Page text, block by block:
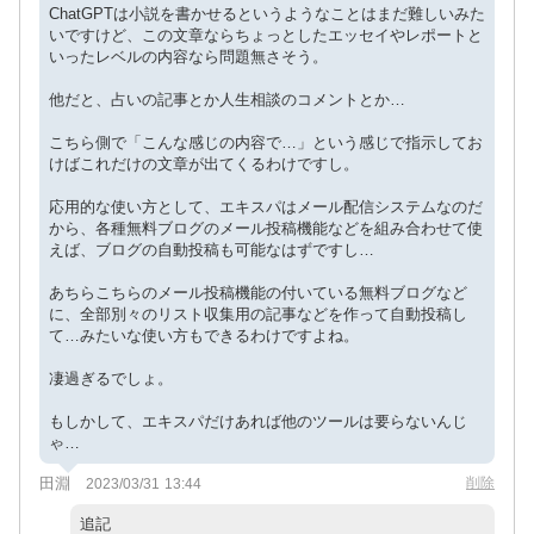
ChatGPTは小説を書かせるというようなことはまだ難しいみた
いですけど、この文章ならちょっとしたエッセイやレポートと
いったレベルの内容なら問題無さそう。
他だと、占いの記事とか人生相談のコメントとか…
こちら側で「こんな感じの内容で…」という感じで指示してお
けばこれだけの文章が出てくるわけですし。
応用的な使い方として、エキスパはメール配信システムなのだ
から、各種無料ブログのメール投稿機能などを組み合わせて使
えば、ブログの自動投稿も可能なはずですし…
あちらこちらのメール投稿機能の付いている無料ブログなど
に、全部別々のリスト収集用の記事などを作って自動投稿し
て…みたいな使い方もできるわけですよね。
凄過ぎるでしょ。
もしかして、エキスパだけあれば他のツールは要らないんじ
ゃ…
田淵 2023/03/31 13:44 削除
追記